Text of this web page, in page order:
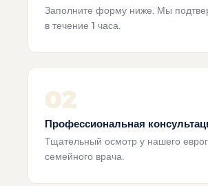
Заполните форму ниже. Мы
в течение 1 часа.
02
Профессиональная
Тщательный осмотр у нашего
семейного врача.